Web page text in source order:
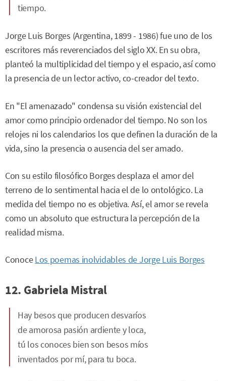
tiempo.
Jorge Luis Borges (Argentina, 1899 - 1986) fue uno de los
escritores más reverenciados del siglo XX. En su obra,
planteó la multiplicidad del tiempo y el espacio, así como
la presencia de un lector activo, co-creador del texto.
En "El amenazado" condensa su visión existencial del
amor como principio ordenador del tiempo. No son los
relojes ni los calendarios los que definen la duración de la
vida, sino la presencia o ausencia del ser amado.
Con su estilo filosófico Borges desplaza el amor del
terreno de lo sentimental hacia el de lo ontológico. La
medida del tiempo no es objetiva. Así, el amor se revela
como un absoluto que estructura la percepción de la
realidad misma.
ConoceLos poemas inolvidables de Jorge Luis Borges
12. Gabriela Mistral
Hay besos que producen desvaríos
de amorosa pasión ardiente y loca,
tú los conoces bien son besos míos
inventados por mí, para tu boca.